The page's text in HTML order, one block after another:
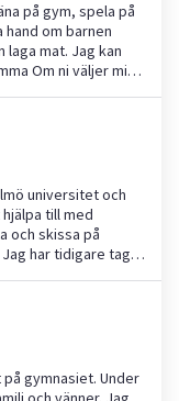
om barnen
mat. Jag kan
Om ni väljer mig
går för
läxor i alla
universitet och
till med
och skissa på
person som alltid
på gymnasiet. Under